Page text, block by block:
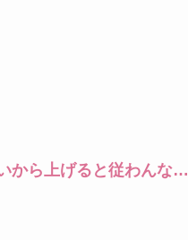
から上げると従わんな…